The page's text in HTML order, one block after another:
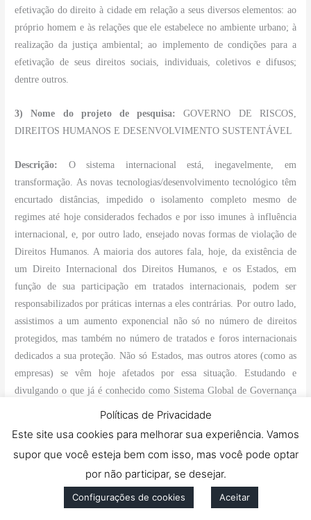
efetivação do direito à cidade em relação a seus diversos elementos: ao
próprio homem e às relações que ele estabelece no ambiente urbano; à
realização da justiça ambiental; ao implemento de condições para a
efetivação de seus direitos sociais, individuais, coletivos e difusos;
dentre outros.
3) Nome do projeto de pesquisa:GOVERNO DE RISCOS,
DIREITOS HUMANOS E DESENVOLVIMENTO SUSTENTÁVEL
Descrição: O sistema internacional está, inegavelmente, em
transformação. As novas tecnologias/desenvolvimento tecnológico têm
encurtado distâncias, impedido o isolamento completo mesmo de
regimes até hoje considerados fechados e por isso imunes à influência
internacional, e, por outro lado, ensejado novas formas de violação de
Direitos Humanos. A maioria dos autores fala, hoje, da existência de
um Direito Internacional dos Direitos Humanos, e os Estados, em
função de sua participação em tratados internacionais, podem ser
responsabilizados por práticas internas a eles contrárias. Por outro lado,
assistimos a um aumento exponencial não só no número de direitos
protegidos, mas também no número de tratados e foros internacionais
dedicados a sua proteção. Não só Estados, mas outros atores (como as
empresas) se vêm hoje afetados por essa situação. Estudando e
divulgando o que já é conhecido como Sistema Global de Governança
para a implementação desses direitos no Brasil, para que o País possa
ser reconhecido internacionalmente como um Estado Democrático de
4) Nome do projeto de pesquisa:INTEGRAÇÃO, ESTADO E
Políticas de Privacidade
Este site usa cookies para melhorar sua experiência. Vamos
supor que você esteja bem com isso, mas você pode optar
por não participar, se desejar.
Configurações de cookies Aceitar